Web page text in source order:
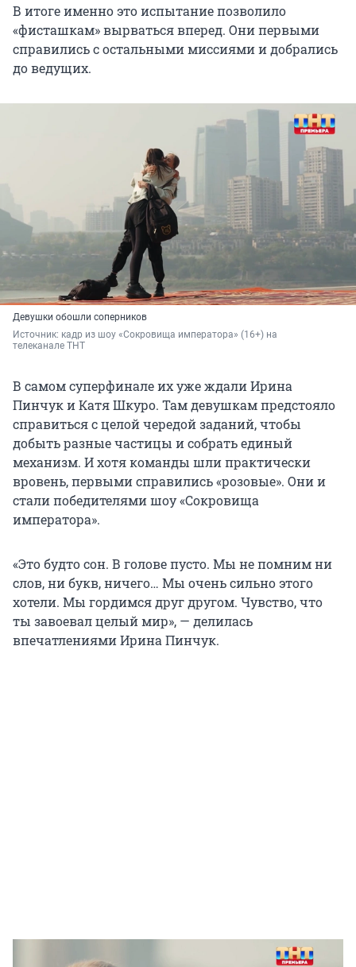
В итоге именно это испытание позволило
«фисташкам» вырваться вперед. Они первыми
справились с остальными миссиями и добрались
до ведущих.
Девушки обошли соперников
Источник: кадр из шоу «Сокровища императора» (16+) на
телеканале ТНТ
В самом суперфинале их уже ждали Ирина
Пинчук и Катя Шкуро. Там девушкам предстояло
справиться с целой чередой заданий, чтобы
добыть разные частицы и собрать единый
механизм. И хотя команды шли практически
вровень, первыми справились «розовые». Они и
стали победителями шоу «Сокровища
императора».
«Это будто сон. В голове пусто. Мы не помним ни
слов, ни букв, ничего… Мы очень сильно этого
хотели. Мы гордимся друг другом. Чувство, что
ты завоевал целый мир», — делилась
впечатлениями Ирина Пинчук.